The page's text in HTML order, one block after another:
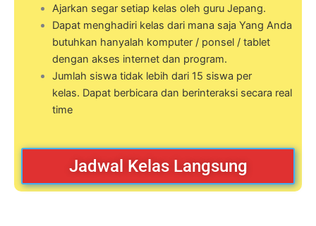
Ajarkan segar setiap kelas oleh guru Jepang.
Dapat menghadiri kelas dari mana saja Yang Anda
butuhkan hanyalah komputer / ponsel / tablet
dengan akses internet dan program.
Jumlah siswa tidak lebih dari 15 siswa per
kelas. Dapat berbicara dan berinteraksi secara real
time
Jadwal Kelas Langsung